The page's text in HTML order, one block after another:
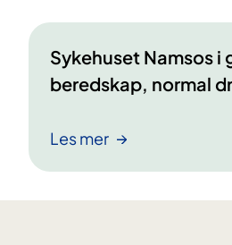
Sykehuset Namsos i
beredskap, normal
Les mer